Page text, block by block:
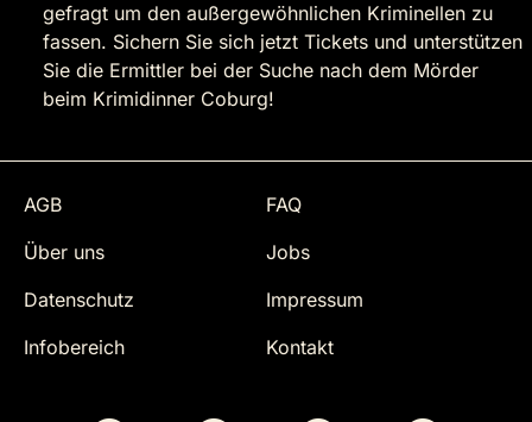
gefragt um den außergewöhnlichen Kriminellen zu
fassen. Sichern Sie sich jetzt Tickets und unterstützen
Sie die Ermittler bei der Suche nach dem Mörder
beim Krimidinner Coburg!
AGB
FAQ
Über uns
Jobs
Datenschutz
Impressum
Infobereich
Kontakt